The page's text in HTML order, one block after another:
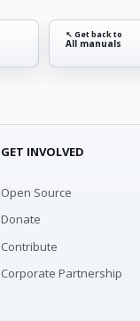
↖ Get back to
All manuals
GET INVOLVED
Open Source
Donate
Contribute
Corporate Partnership